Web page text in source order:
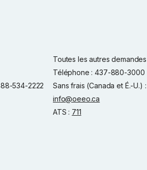
534-2222
Toutes les autres demandes
Téléphone : 437-880-3000
Sans frais (Canada et É.-U.)
info@oeeo.ca
ATS : 711